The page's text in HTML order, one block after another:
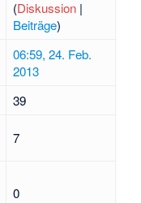
(Diskussion|
Beiträge)
06:59, 24. Feb.
2013
39
7
0